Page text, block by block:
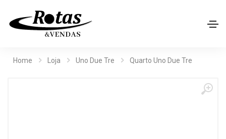
Home Loja Uno Due Tre Quarto Uno Due Tre